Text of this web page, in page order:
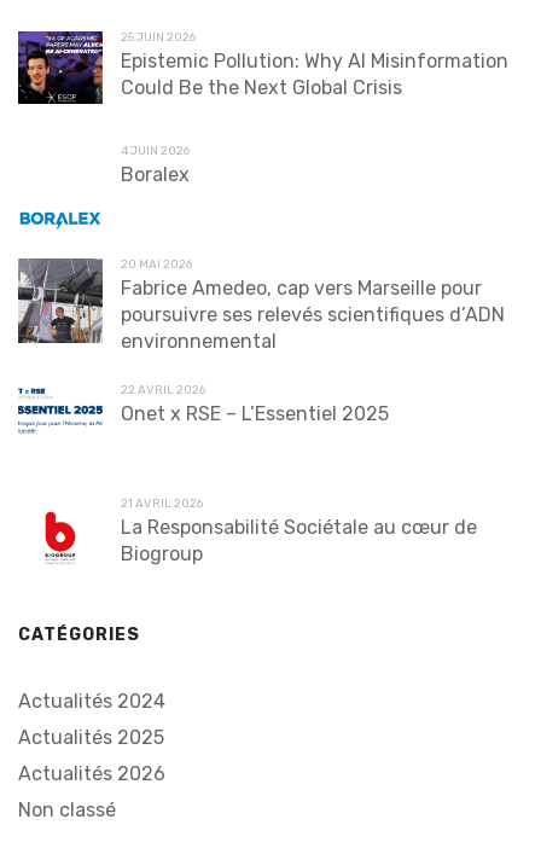
25 JUIN 2026
Epistemic Pollution: Why AI Misinformation
Could Be the Next Global Crisis
4 JUIN 2026
Boralex
20 MAI 2026
Fabrice Amedeo, cap vers Marseille pour
poursuivre ses relevés scientifiques d’ADN
environnemental
22 AVRIL 2026
Onet x RSE – L’Essentiel 2025
21 AVRIL 2026
La Responsabilité Sociétale au cœur de
Biogroup
CATÉGORIES
Actualités 2024
Actualités 2025
Actualités 2026
Non classé